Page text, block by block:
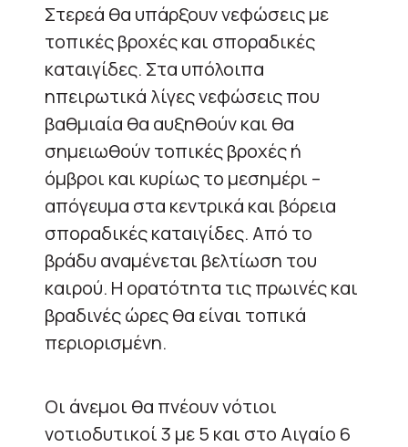
Στερεά θα υπάρξουν νεφώσεις με
τοπικές βροχές και σποραδικές
καταιγίδες. Στα υπόλοιπα
ηπειρωτικά λίγες νεφώσεις που
βαθμιαία θα αυξηθούν και θα
σημειωθούν τοπικές βροχές ή
όμβροι και κυρίως το μεσημέρι –
απόγευμα στα κεντρικά και βόρεια
σποραδικές καταιγίδες. Από το
βράδυ αναμένεται βελτίωση του
καιρού. Η ορατότητα τις πρωινές και
βραδινές ώρες θα είναι τοπικά
περιορισμένη.
Οι άνεμοι θα πνέουν νότιοι
νοτιοδυτικοί 3 με 5 και στο Αιγαίο 6